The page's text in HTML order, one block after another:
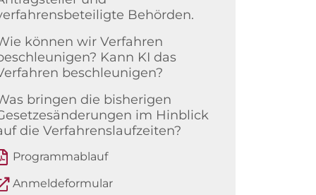
Behörden.
können wir Verfahren
Kann KI das
beschleunigen?
bringen die bisherigen
im Hinblick
die Verfahrenslaufzeiten?
Programmablauf
Anmeldeformular